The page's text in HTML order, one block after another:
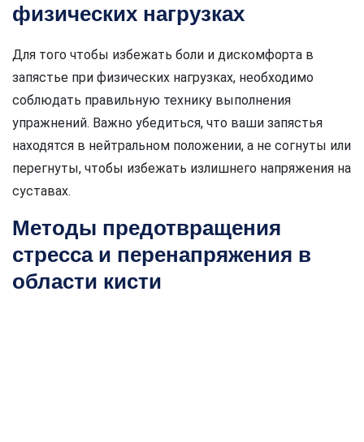
физических нагрузках
Для того чтобы избежать боли и дискомфорта в
запястье при физических нагрузках, необходимо
соблюдать правильную технику выполнения
упражнений. Важно убедиться, что ваши запястья
находятся в нейтральном положении, а не согнуты или
перегнуты, чтобы избежать излишнего напряжения на
суставах.
Методы предотвращения
стресса и перенапряжения в
области кисти